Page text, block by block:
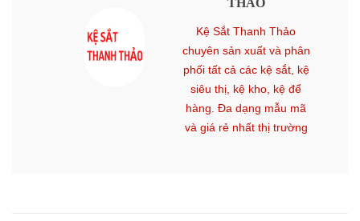
THẢO
Kệ Sắt Thanh Thảo
chuyên sản xuất và phân
phối tất cả các kệ sắt, kệ
siêu thị, kệ kho, kệ để
hàng. Đa dạng mẫu mã
và giá rẻ nhất thị trường